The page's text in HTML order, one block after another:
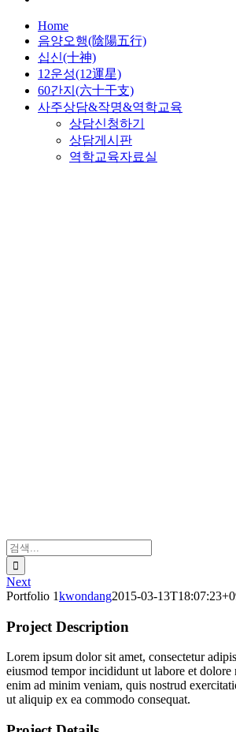
Home
음양오행(陰陽五行)
십신(十神)
12운성(12運星)
60간지(六十干支)
사주상담&작명&역학교육
상담신청하기
상담게시판
역학교육자료실
검
색:
Next
Portfolio 1kwondang2015-03-
Project Description
Lorem ipsum dolor sit amet, consectetur
eiusmod tempor incididunt ut labore et dolore
enim ad minim veniam, quis nostrud
ut aliquip ex ea commodo consequat.